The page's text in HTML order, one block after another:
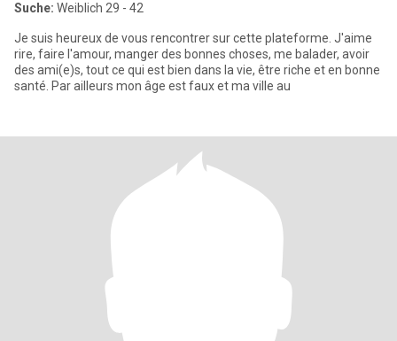
Suche: Weiblich 29 - 42
Je suis heureux de vous rencontrer sur cette plateforme. J'aime
rire, faire l'amour, manger des bonnes choses, me balader, avoir
des ami(e)s, tout ce qui est bien dans la vie, être riche et en bonne
santé. Par ailleurs mon âge est faux et ma ville au